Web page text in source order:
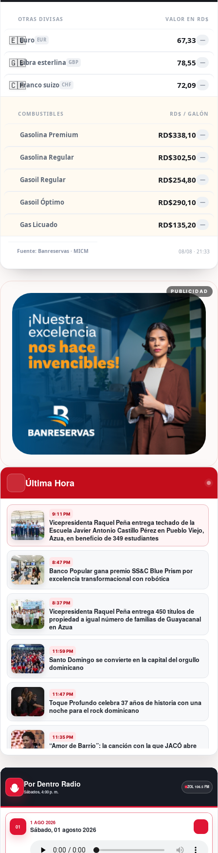
OTRAS DIVISAS VALOR EN RD$
🇪🇺Euro EUR 67,33 —
🇬🇧Libra esterlina GBP 78,55 —
🇨🇭Franco suizo CHF 72,09 —
COMBUSTIBLES RD$ / GALÓN
Gasolina Premium RD$338,10 —
Gasolina Regular RD$302,50 —
Gasoil Regular RD$254,80 —
Gasoil Óptimo RD$290,10 —
Gas Licuado RD$135,20 —
Fuente: Banreservas · MICM 08/08 · 21:33
PUBLICIDAD
Última Hora
9:11 PM
Vicepresidenta Raquel Peña entrega techado de la
Escuela Javier Antonio Castillo Pérez en Pueblo Viejo,
Azua, en beneficio de 349 estudiantes
8:47 PM
Banco Popular gana premio SS&C Blue Prism por
excelencia transformacional con robótica
8:37 PM
Vicepresidenta Raquel Peña entrega 450 títulos de
propiedad a igual número de familias de Guayacanal
en Azua
11:59 PM
Santo Domingo se convierte en la capital del orgullo
dominicano
11:47 PM
Toque Profundo celebra 37 años de historia con una
noche para el rock dominicano
11:35 PM
“Amor de Barrio”: la canción con la que JACÓ abre
un nuevo capítulo en la bachata
Presidente Abinader participa en la transmisión de
mando presidencial de Abelardo de la Espriella en
10:34 PM
Presidente Abinader participa en la transmisión de
Colombia
Por Dentro Radio
Sábados, 4:00 p. m.
1 AGO 2026
Sábado, 01 agosto 2026